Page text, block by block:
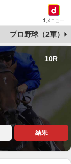
dメニュー
プロ野球（2軍）
10R
結果